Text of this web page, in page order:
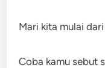
Mari kita mulai
Coba kamu sebut